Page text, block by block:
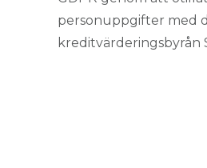
personuppgifter med
kreditvärderingsbyrån